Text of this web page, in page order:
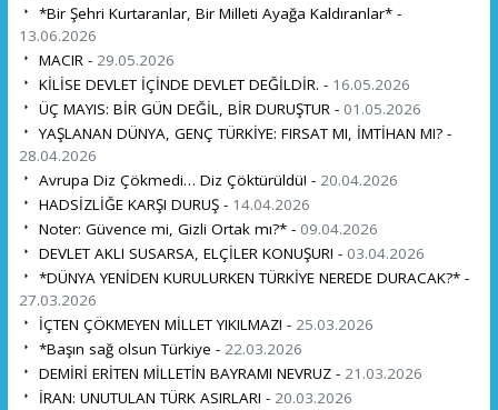
*Bir Şehri Kurtaranlar, Bir Milleti Ayağa Kaldıranlar* -
13.06.2026
MACIR - 29.05.2026
KİLİSE DEVLET İÇİNDE DEVLET DEĞİLDİR. - 16.05.2026
ÜÇ MAYIS: BİR GÜN DEĞİL, BİR DURUŞTUR - 01.05.2026
YAŞLANAN DÜNYA, GENÇ TÜRKİYE: FIRSAT MI, İMTİHAN MI? -
28.04.2026
Avrupa Diz Çökmedi… Diz Çöktürüldü! - 20.04.2026
HADSİZLİĞE KARŞI DURUŞ - 14.04.2026
Noter: Güvence mi, Gizli Ortak mı?* - 09.04.2026
DEVLET AKLI SUSARSA, ELÇİLER KONUŞUR! - 03.04.2026
*DÜNYA YENİDEN KURULURKEN TÜRKİYE NEREDE DURACAK?* -
27.03.2026
İÇTEN ÇÖKMEYEN MİLLET YIKILMAZ! - 25.03.2026
*Başın sağ olsun Türkiye - 22.03.2026
DEMİRİ ERİTEN MİLLETİN BAYRAMI NEVRUZ - 21.03.2026
İRAN: UNUTULAN TÜRK ASIRLARI - 20.03.2026